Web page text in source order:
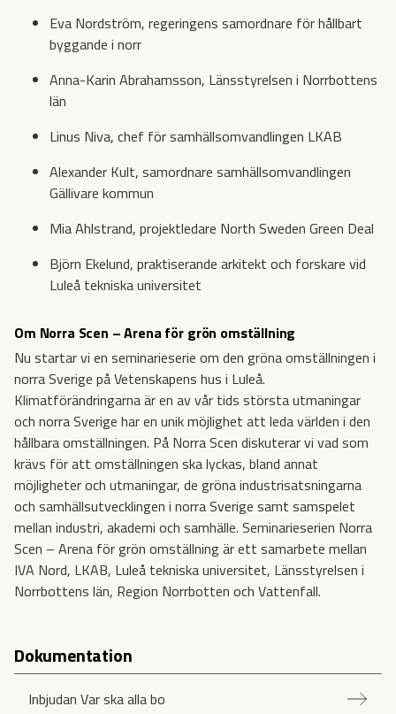
Eva Nordström, regeringens samordnare för hållbart
byggande i norr
Anna-Karin Abrahamsson, Länsstyrelsen i Norrbottens
län
Linus Niva, chef för samhällsomvandlingen LKAB
Alexander Kult, samordnare samhällsomvandlingen
Gällivare kommun
Mia Ahlstrand, projektledare North Sweden Green Deal
Björn Ekelund, praktiserande arkitekt och forskare vid
Luleå tekniska universitet
Om Norra Scen – Arena för grön omställning
Nu startar vi en seminarieserie om den gröna omställningen i
norra Sverige på Vetenskapens hus i Luleå.
Klimatförändringarna är en av vår tids största utmaningar
och norra Sverige har en unik möjlighet att leda världen i den
hållbara omställningen. På Norra Scen diskuterar vi vad som
krävs för att omställningen ska lyckas, bland annat
möjligheter och utmaningar, de gröna industrisatsningarna
och samhällsutvecklingen i norra Sverige samt samspelet
mellan industri, akademi och samhälle. Seminarieserien Norra
Scen – Arena för grön omställning är ett samarbete mellan
IVA Nord, LKAB, Luleå tekniska universitet, Länsstyrelsen i
Norrbottens län, Region Norrbotten och Vattenfall.
Medverkande
Dokumentation
Inbjudan Var ska alla bo